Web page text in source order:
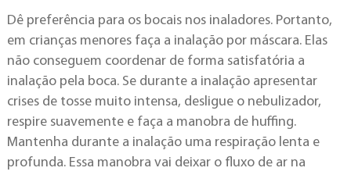
Dê preferência para os bocais nos inaladores. Portanto,
em crianças menores faça a inalação por máscara. Elas
não conseguem coordenar de forma satisfatória a
inalação pela boca. Se durante a inalação apresentar
crises de tosse muito intensa, desligue o nebulizador,
respire suavemente e faça a manobra de huffing.
Mantenha durante a inalação uma respiração lenta e
profunda. Essa manobra vai deixar o fluxo de ar na